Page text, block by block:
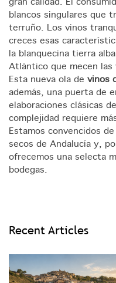
gran calidad. El
blancos singulares que
terruño. Los vinos
creces esas
la blanquecina tierra
Atlántico que mecen las
Esta nueva ola de vinos
además, una puerta de
elaboraciones clásicas
complejidad requiere
Estamos convencidos
secos de Andalucía y,
ofrecemos una selecta
bodegas.
Recent Articles